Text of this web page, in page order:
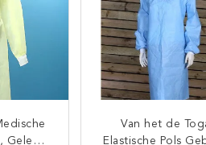
Gele
Van het de
Elastische Pols
de
Aangepast van
Toga's Blauw